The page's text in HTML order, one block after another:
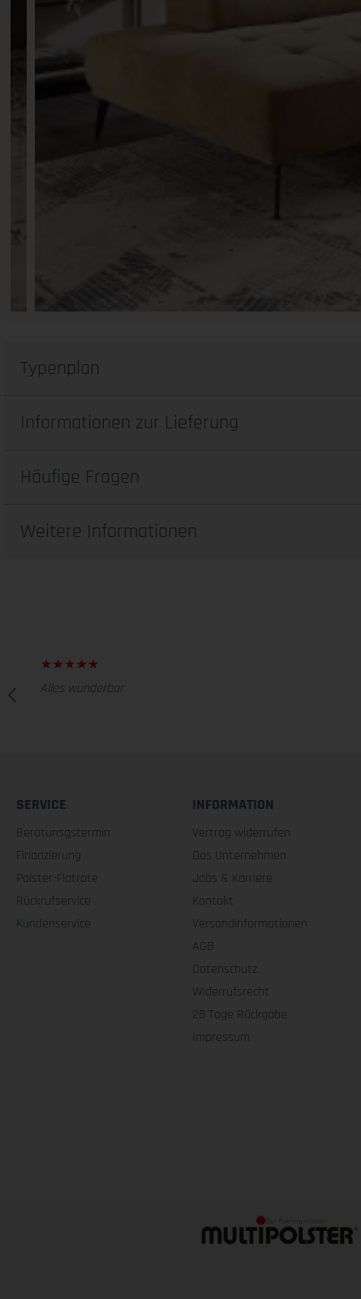
Typenplan
Informationen zur Lieferung
Häufige Fragen
Weitere Informationen
Alles wunderbar
SERVICE
Beratunsgstermin
Finanzierung
Polster-Flatrate
Rückrufservice
Kundenservice
INFORMATION
Vertrag widerrufen
Das Unternehmen
Jobs & Karriere
Kontakt
Versandinformationen
AGB
Datenschutz
Widerrufsrecht
28 Tage Rückgabe
Impressum